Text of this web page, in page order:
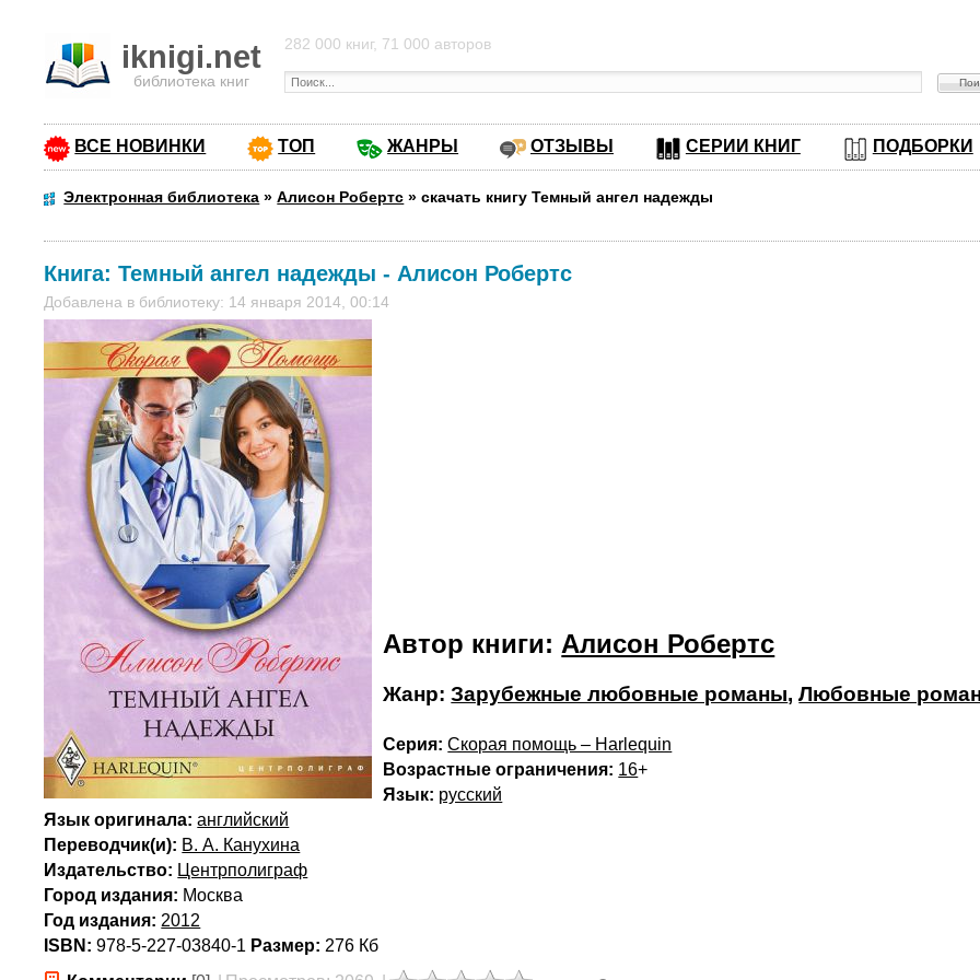
iknigi.net
библиотека книг
282 000 книг, 71 000 авторов
ВСЕ НОВИНКИ ТОП ЖАНРЫ ОТЗЫВЫ СЕРИИ КНИГ ПОДБОРКИ
Электронная библиотека »Алисон Робертс »скачать книгу Темный ангел надежды
Книга:Темный ангел надежды - Алисон Робертс
Добавлена в библиотеку: 14 января 2014, 00:14
Автор книги: Алисон Робертс
Жанр:Зарубежные любовные романы,Любовные
Серия: Скорая помощь – Harlequin
Возрастные ограничения: 16+
Язык: русский
Язык оригинала: английский
Переводчик(и): В. А. Канухина
Издательство: Центрполиграф
Город издания: Москва
Год издания: 2012
ISBN: 978-5-227-03840-1 Размер: 276 Кб